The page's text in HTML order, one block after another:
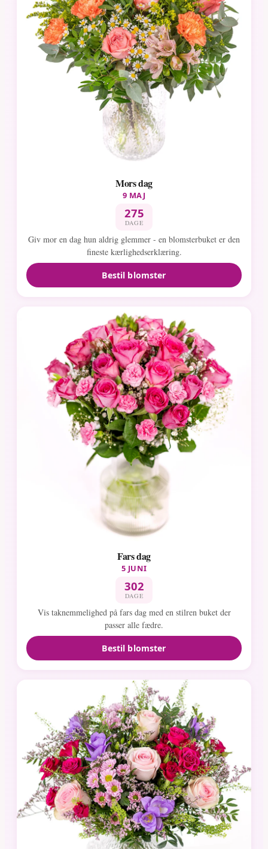
Mors dag
9 MAJ
275
DAGE
Giv mor en dag hun aldrig glemmer - en blomsterbuket er den
fineste kærlighedserklæring.
Bestil blomster
Fars dag
5 JUNI
302
DAGE
Vis taknemmelighed på fars dag med en stilren buket der
passer alle fædre.
Bestil blomster